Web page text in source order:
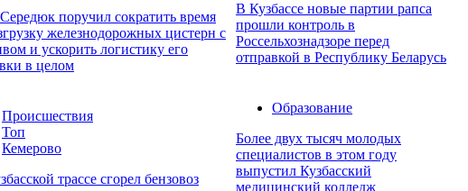
поручил сократить время
железнодорожных цистерн с
и ускорить логистику его
в целом
В Кузбассе новые партии рапса
прошли контроль в
Россельхознадзоре перед
отправкой в Республику Беларусь
Происшествия
Топ
Кемерово
трассе сгорел бензовоз
Образование
Более двух тысяч молодых
специалистов в этом году
выпустил Кузбасский
медицинский колледж